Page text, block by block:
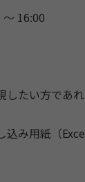
16:00
したい方であ
込み用紙（